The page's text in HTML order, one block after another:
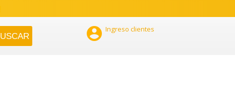
 Ingreso clientes